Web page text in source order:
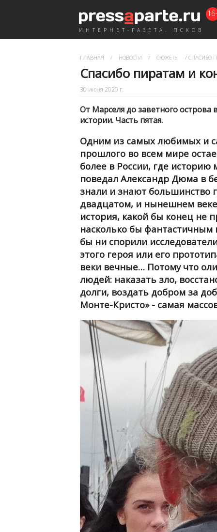
ИНТЕРНЕТ-ГАЗЕТА. ПСКОВ
ГЛАВНАЯ / НОВОСТИ / СЮЖЕТЫ / СПАСИБО
Спасибо пиратам и
30 июня 2020 г.
От Марселя до заветного
истории. Часть пятая.
Одним из самых любимых и
прошлого во всем мире
более в России, где
поведал Александр Дюма в
знали и знают большинство
двадцатом, и нынешнем
история, какой бы конец не
насколько бы фантастичным
бы ни спорили
этого героя или его
веки вечные… Потому что
людей: наказать зло,
долги, воздать добром за
Монте-Кристо» - самая